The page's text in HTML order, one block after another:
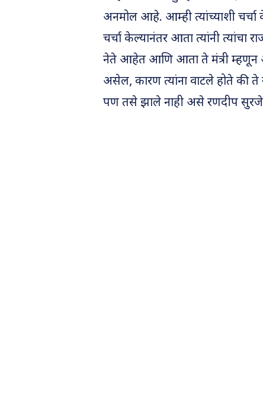
अनमोल आहे. आम्ही त्यांच्याशी चर्चा
चर्चा केल्यानंतर आता त्यांनी त्यांचा
नेते आहेत आणि आता ते मंत्री म्हणून
असेल, कारण त्यांना वाटले होते की
पण तसे झाले नाही असे रणदीप